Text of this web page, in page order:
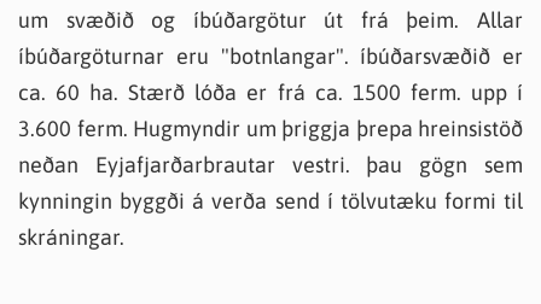
um svæðið og íbúðargötur út frá þeim. Allar
íbúðargöturnar eru "botnlangar". íbúðarsvæðið er
ca. 60 ha. Stærð lóða er frá ca. 1500 ferm. upp í
3.600 ferm. Hugmyndir um þriggja þrepa hreinsistöð
neðan Eyjafjarðarbrautar vestri. þau gögn sem
kynningin byggði á verða send í tölvutæku formi til
skráningar.